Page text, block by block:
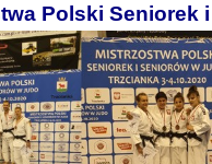
Polski Seniorek